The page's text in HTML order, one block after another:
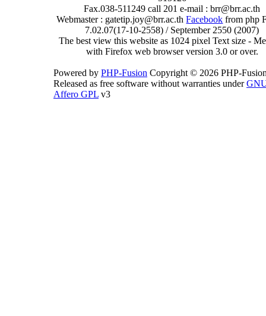
Fax.038-511249 call 201 e-mail : brr@brr.ac.th
Webmaster : gatetip.joy@brr.ac.thFacebook from php
7.02.07(17-10-2558) / September 2550 (2007)
The best view this website as 1024 pixel Text size -
with Firefox web browser version 3.0 or over.
Powered by PHP-Fusion Copyright © 2026 PHP-
Released as free software without warranties under
Affero GPL v3